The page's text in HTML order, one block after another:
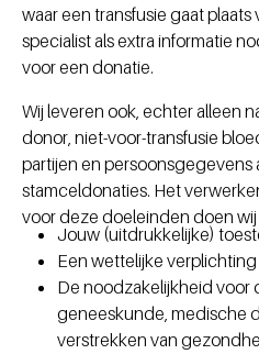
waar een transfusie gaat
specialist als extra informatie
voor een donatie.
Wij leveren ook, echter alleen
donor, niet-voor-transfusie
partijen en persoonsgegevens
stamceldonaties. Het
voor deze doeleinden doen wij
Jouw (uitdrukkelijke)
Een wettelijke verplichting
De noodzakelijkheid voor
geneeskunde, medische
verstrekken van